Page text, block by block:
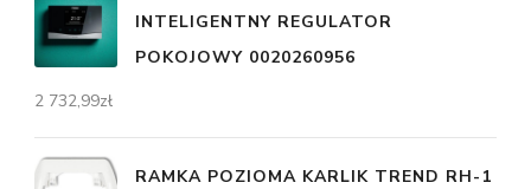
INTELIGENTNY REGULATOR
POKOJOWY 0020260956
2 732,99zł
RAMKA POZIOMA KARLIK TREND RH-1